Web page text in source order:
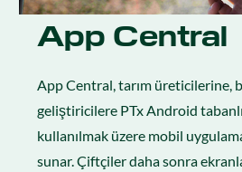
App Central
App Central, tarım üreticilerine,
geliştiricilere PTx Android tabanlı
kullanılmak üzere mobil
sunar. Çiftçiler daha sonra